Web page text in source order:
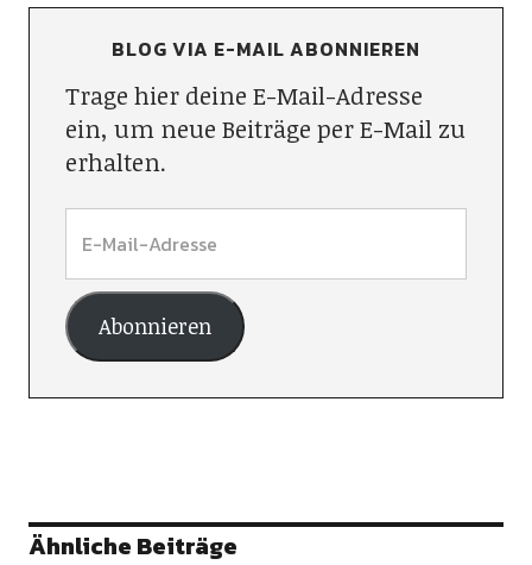
BLOG VIA E-MAIL ABONNIEREN
Trage hier deine E-Mail-Adresse
ein, um neue Beiträge per E-Mail zu
erhalten.
Abonnieren
Ähnliche Beiträge